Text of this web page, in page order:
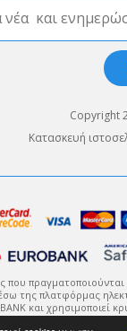
Copyright
Κατασκευή
που
της πλατφόρμας
και χρησιμοποιεί
128-bit (Secure